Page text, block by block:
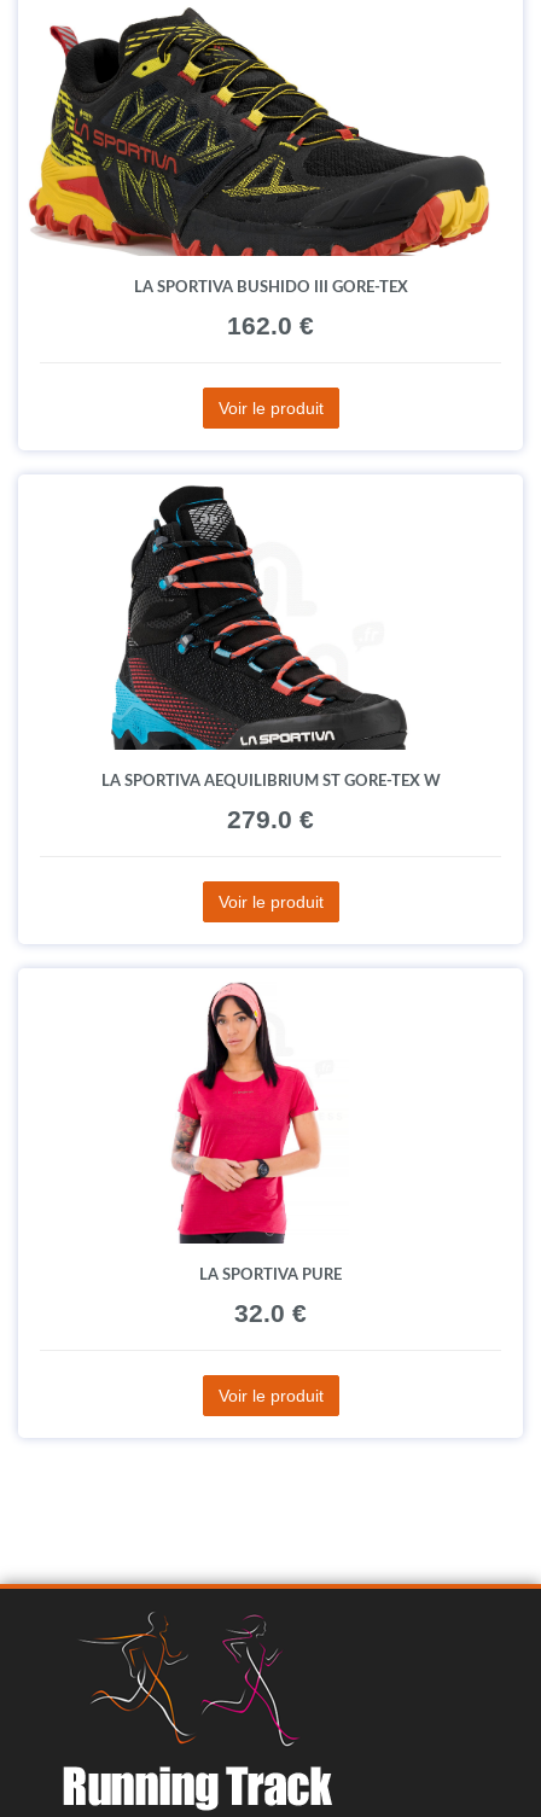
LA SPORTIVA BUSHIDO III GORE-TEX
162.0 €
Voir le produit
LA SPORTIVA AEQUILIBRIUM ST GORE-TEX W
279.0 €
Voir le produit
LA SPORTIVA PURE
32.0 €
Voir le produit